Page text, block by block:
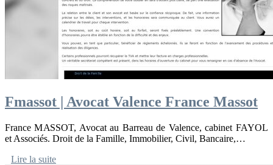
Fmassot | Avocat Valence France Massot
France MASSOT, Avocat au Barreau de Valence, cabinet FAYOL
et Associés. Droit de la Famille, Immobilier, Civil, Bancaire,…
Lire la suite